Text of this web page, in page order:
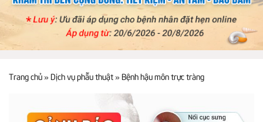
Trang chủ»Dịch vụ phẫu thuật»Bệnh hậu môn trực tràng